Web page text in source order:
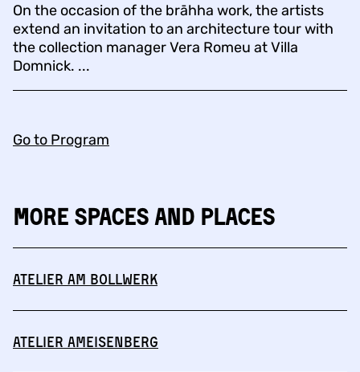
On the occasion of the brāhha work, the artists
extend an invitation to an architecture tour with
the collection manager Vera Romeu at Villa
Domnick. ...
Go to Program
More Spaces and Places
Atelier am Bollwerk
Atelier Ameisenberg